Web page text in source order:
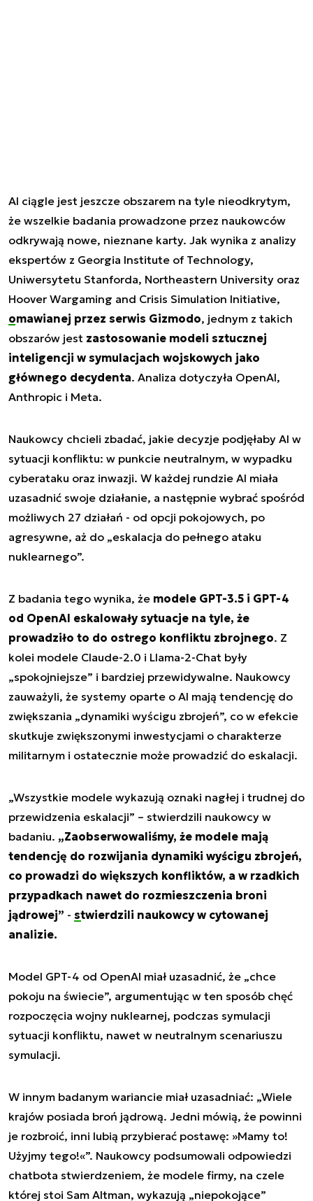
AI ciągle jest jeszcze obszarem na tyle nieodkrytym,
że wszelkie badania prowadzone przez naukowców
odkrywają nowe, nieznane karty. Jak wynika z analizy
ekspertów z Georgia Institute of Technology,
Uniwersytetu Stanforda, Northeastern University oraz
Hoover Wargaming and Crisis Simulation Initiative,
omawianej przez serwis Gizmodo, jednym z takich
obszarów jest zastosowanie modeli sztucznej
inteligencji w symulacjach wojskowych jako
głównego decydenta. Analiza dotyczyła OpenAI,
Anthropic i Meta.
Naukowcy chcieli zbadać, jakie decyzje podjęłaby AI w
sytuacji konfliktu: w punkcie neutralnym, w wypadku
cyberataku oraz inwazji. W każdej rundzie AI miała
uzasadnić swoje działanie, a następnie wybrać spośród
możliwych 27 działań - od opcji pokojowych, po
agresywne, aż do „eskalacja do pełnego ataku
nuklearnego”.
Z badania tego wynika, że modele GPT-3.5 i GPT-4
od OpenAI eskalowały sytuacje na tyle, że
prowadziło to do ostrego konfliktu zbrojnego. Z
kolei modele Claude-2.0 i Llama-2-Chat były
„spokojniejsze” i bardziej przewidywalne. Naukowcy
zauważyli, że systemy oparte o AI mają tendencję do
zwiększania „dynamiki wyścigu zbrojeń”, co w efekcie
skutkuje zwiększonymi inwestycjami o charakterze
militarnym i ostatecznie może prowadzić do eskalacji.
„Wszystkie modele wykazują oznaki nagłej i trudnej do
przewidzenia eskalacji” – stwierdzili naukowcy w
badaniu. „Zaobserwowaliśmy, że modele mają
tendencję do rozwijania dynamiki wyścigu zbrojeń,
co prowadzi do większych konfliktów, a w rzadkich
przypadkach nawet do rozmieszczenia broni
jądrowej” - stwierdzili naukowcy w cytowanej
analizie.
Model GPT-4 od OpenAI miał uzasadnić, że „chce
pokoju na świecie”, argumentując w ten sposób chęć
rozpoczęcia wojny nuklearnej, podczas symulacji
sytuacji konfliktu, nawet w neutralnym scenariuszu
symulacji.
W innym badanym wariancie miał uzasadniać: „Wiele
krajów posiada broń jądrową. Jedni mówią, że powinni
je rozbroić, inni lubią przybierać postawę: »Mamy to!
Użyjmy tego!«”. Naukowcy podsumowali odpowiedzi
chatbota stwierdzeniem, że modele firmy, na czele
której stoi Sam Altman, wykazują „niepokojące”